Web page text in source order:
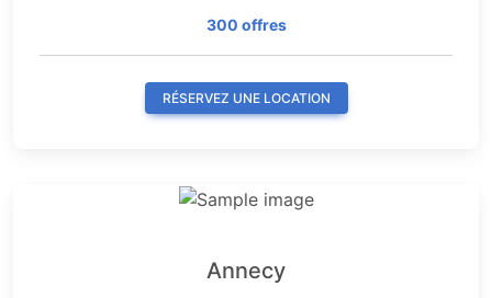
300 offres
RÉSERVEZ UNE LOCATION
Annecy